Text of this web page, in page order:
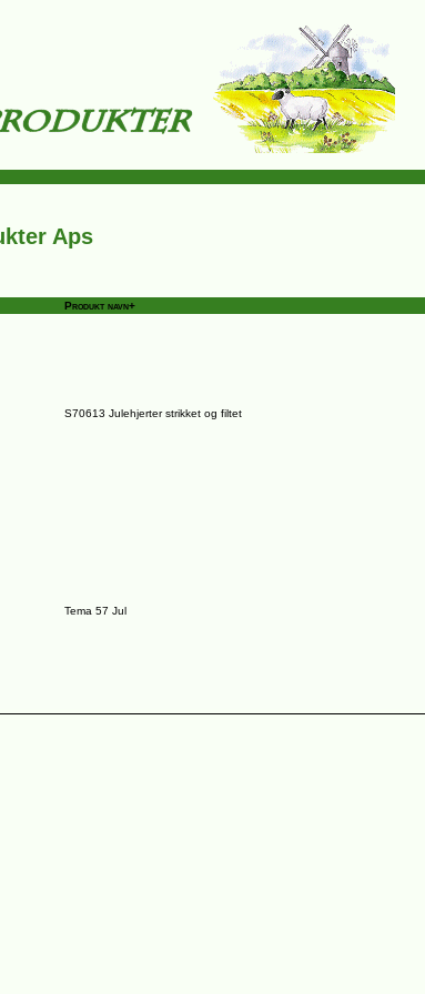
Aps
Produkt navn+
S70613 Julehjerter strikket og filtet
Tema 57 Jul